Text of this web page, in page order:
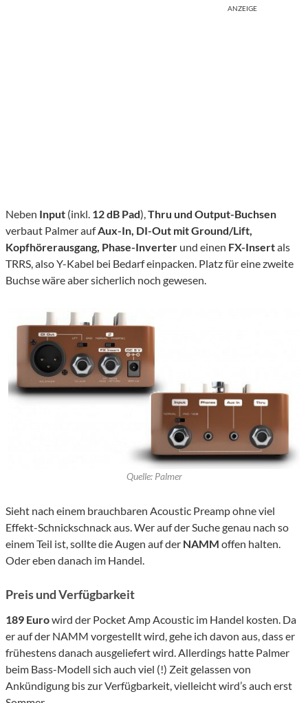
ANZEIGE
Neben Input (inkl. 12 dB Pad),Thru und Output-Buchsen
verbaut Palmer aufAux-In, DI-Out mit Ground/Lift,
Kopfhörerausgang, Phase-Inverter und einen FX-Insertals
TRRS, also Y-Kabel bei Bedarf einpacken. Platz für eine zweite
Buchse wäre aber sicherlich noch gewesen.
Quelle: Palmer
Sieht nach einem brauchbaren Acoustic Preamp ohne viel
Effekt-Schnickschnack aus. Wer auf der Suche genau nach so
einem Teil ist, sollte die Augen auf der NAMM offen halten.
Oder eben danach im Handel.
Preis und Verfügbarkeit
189 Eurowird der Pocket Amp Acoustic im Handel kosten. Da
er auf der NAMM vorgestellt wird, gehe ich davon aus, dass er
frühestens danach ausgeliefert wird. Allerdings hatte Palmer
beim Bass-Modell sich auch viel (!) Zeit gelassen von
Ankündigung bis zur Verfügbarkeit, vielleicht wird’s auch erst